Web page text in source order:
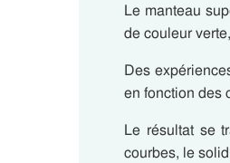
Le manteau
de couleur
Des
en fonction des
Le résultat se
courbes, le